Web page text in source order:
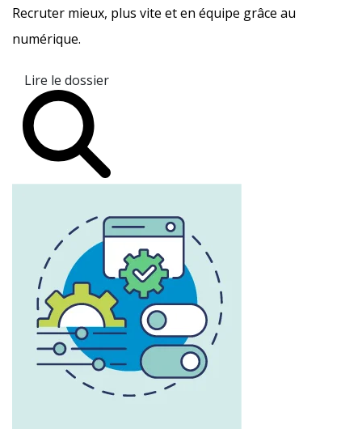
Recruter mieux, plus vite et en équipe grâce au
numérique.
Lire le dossier